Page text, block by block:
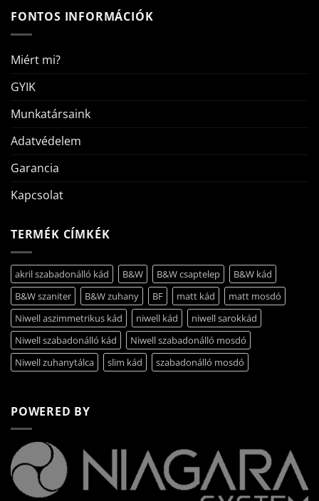
FONTOS INFORMÁCIÓK
Miért mi?
GYIK
Munkatársaink
Adatvédelem
Garancia
Kapcsolat
TERMÉK CÍMKÉK
akril szabadonálló kád B&W B&W csaptelep
B&W kád
B&W szaniter
B&W zuhany BF matt kád
matt mosdó
Niwell aszimmetrikus kád
niwell kád
niwell sarokkád
Niwell szabadonálló kád
Niwell szabadonálló mosdó
Niwell zuhanytálca
slim kád szabadonálló mosdó
POWERED BY